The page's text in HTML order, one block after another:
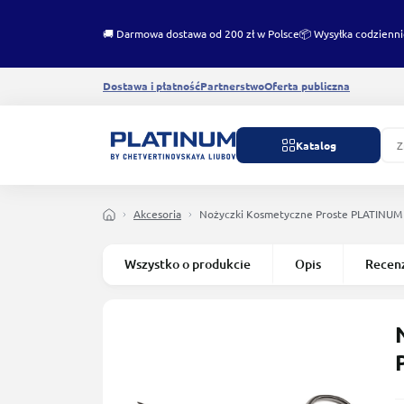
🚚 Darmowa dostawa od 200 zł w Polsce📦 Wysyłka
Dostawa i płatnośćPartnerstwoOferta publiczna
Katalog
Akcesoria Nożyczki Kosmetyczne Proste PLATINUM
Wszystko o produkcie Opis